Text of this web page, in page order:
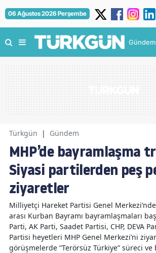
06 Ağustos 2026 Perşembe
Gündem
Türkgün | Gündem
MHP’de bayramlaşma
Siyasi partilerden peş
ziyaretler
Milliyetçi Hareket Partisi Genel
arası Kurban Bayramı bayramlaşmaları
Parti, AK Parti, Saadet Partisi, CHP, DEVA
Partisi heyetleri MHP Genel Merkezi’ni
görüşmelerde “Terörsüz Türkiye” süreci ve